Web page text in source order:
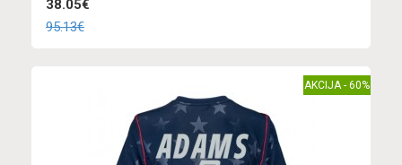
38.05€
95.13€
AKCIJA - 60%